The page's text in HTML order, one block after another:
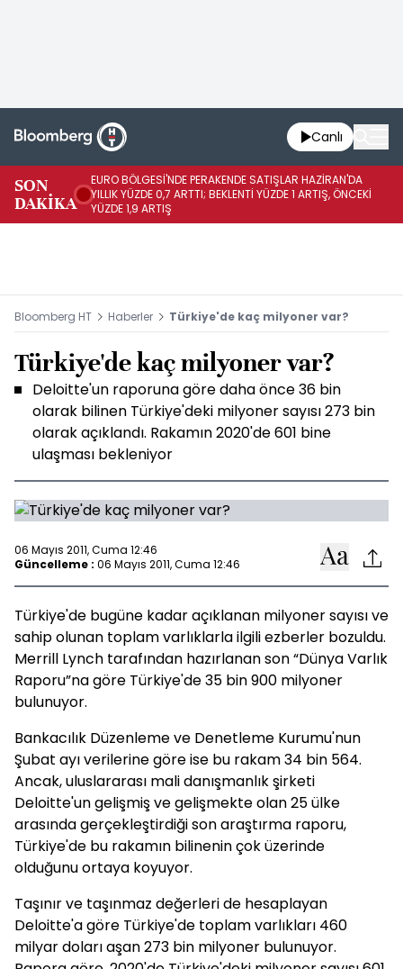
Canlı
SON
DAKİKA
EURO BÖLGESİ'NDE PERAKENDE SATIŞLAR HAZİRAN'DA
YILLIK YÜZDE 0,7 ARTTI; BEKLENTİ YÜZDE 1 ARTIŞ, ÖNCEKİ
YÜZDE 1,9 ARTIŞ
Bloomberg HT Haberler Türkiye'de kaç milyoner var?
Türkiye'de kaç milyoner var?
Deloitte'un raporuna göre daha önce 36 bin
olarak bilinen Türkiye'deki milyoner sayısı 273 bin
olarak açıklandı. Rakamın 2020'de 601 bine
ulaşması bekleniyor
06 Mayıs 2011, Cuma 12:46
Güncelleme : 06 Mayıs 2011, Cuma 12:46
Türkiye'de bugüne kadar açıklanan milyoner sayısı ve
sahip olunan toplam varlıklarla ilgili ezberler bozuldu.
Merrill Lynch tarafından hazırlanan son “Dünya Varlık
Raporu”na göre Türkiye'de 35 bin 900 milyoner
bulunuyor.
Bankacılık Düzenleme ve Denetleme Kurumu'nun
Şubat ayı verilerine göre ise bu rakam 34 bin 564.
Ancak, uluslararası mali danışmanlık şirketi
Deloitte'un gelişmiş ve gelişmekte olan 25 ülke
arasında gerçekleştirdiği son araştırma raporu,
Türkiye'de bu rakamın bilinenin çok üzerinde
olduğunu ortaya koyuyor.
Taşınır ve taşınmaz değerleri de hesaplayan
Deloitte'a göre Türkiye'de toplam varlıkları 460
milyar doları aşan 273 bin milyoner bulunuyor.